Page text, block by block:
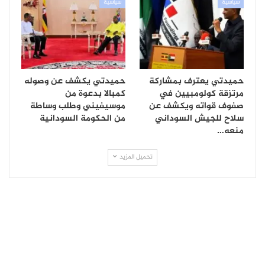
سياسية
حميدتي يعترف بمشاركة
مرتزقة كولومبيين في
صفوف قواته ويكشف عن
سلاح للجيش السوداني
منعه…
سياسية
حميدتي يكشف عن وصوله
كمبالا بدعوة من
موسيفيني وطلب وساطة
من الحكومة السودانية
تحميل المزيد